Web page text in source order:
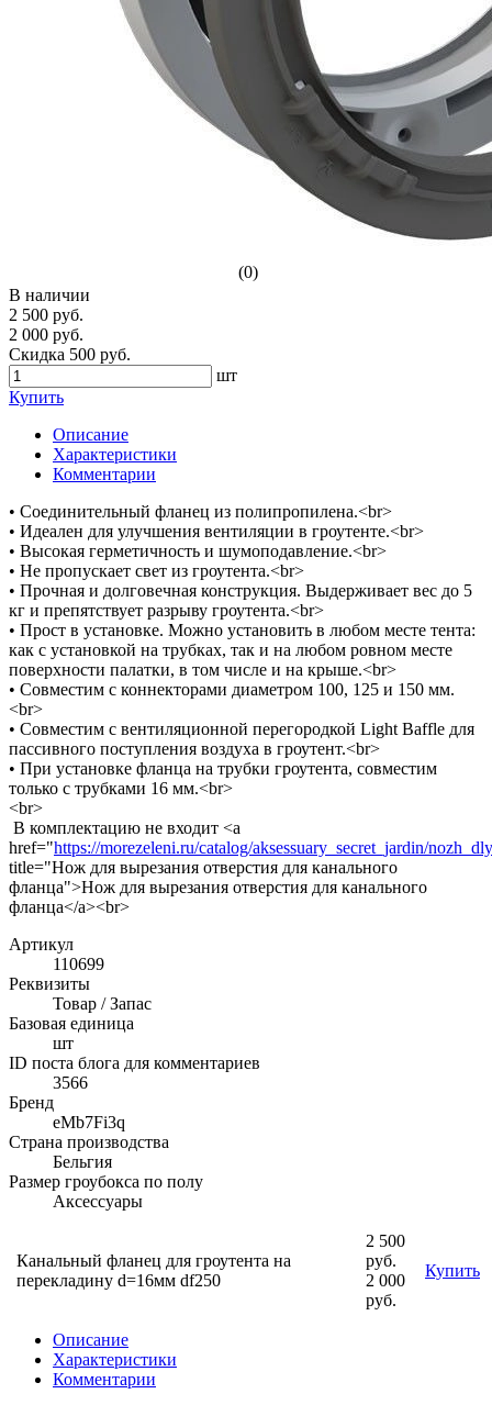
(0)
В наличии
2 500 руб.
2 000 руб.
Скидка 500 руб.
шт
Купить
Описание
Характеристики
Комментарии
• Соединительный фланец из полипропилена.<br>
• Идеален для улучшения вентиляции в гроутенте.<br>
• Высокая герметичность и шумоподавление.<br>
• Не пропускает свет из гроутента.<br>
• Прочная и долговечная конструкция. Выдерживает вес до 5
кг и препятствует разрыву гроутента.<br>
• Прост в установке. Можно установить в любом месте тента:
как с установкой на трубках, так и на любом ровном месте
поверхности палатки, в том числе и на крыше.<br>
• Совместим с коннекторами диаметром 100, 125 и 150 мм.
<br>
• Совместим с вентиляционной перегородкой Light Baffle для
пассивного поступления воздуха в гроутент.<br>
• При установке фланца на трубки гроутента, совместим
только с трубками 16 мм.<br>
<br>
В комплектацию не входит <a
href="https://morezeleni.ru/catalog/aksessuary_secret_jardin/
title="Нож для вырезания отверстия для канального
фланца">Нож для вырезания отверстия для канального
фланца</a><br>
Артикул
110699
Реквизиты
Товар / Запас
Базовая единица
шт
ID поста блога для комментариев
3566
Бренд
eMb7Fi3q
Страна производства
Бельгия
Размер гроубокса по полу
Аксессуары
Канальный фланец для гроутента на
перекладину d=16мм df250
2 500
руб.
2 000
руб.
Купить
Описание
Характеристики
Комментарии